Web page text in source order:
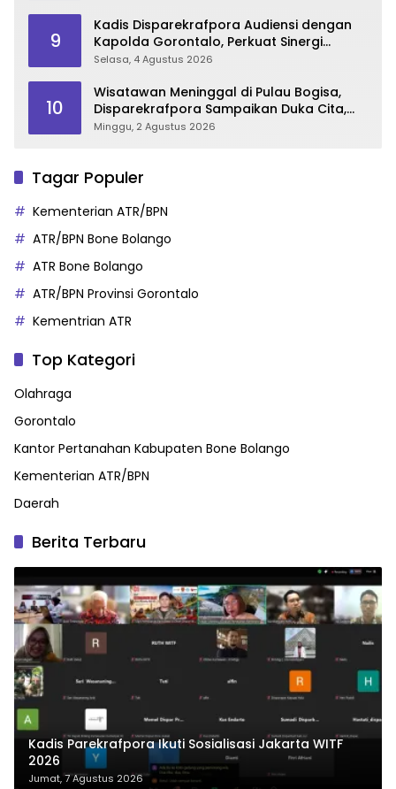
9
Kadis Disparekrafpora Audiensi dengan
Kapolda Gorontalo, Perkuat Sinergi
Sukseskan Gorontalo Karnaval Karawo
Selasa, 4 Agustus 2026
10
Wisatawan Meninggal di Pulau Bogisa,
Disparekrafpora Sampaikan Duka Cita,
Imbau Utamakan Keselamatan
Minggu, 2 Agustus 2026
Tagar Populer
Kementerian ATR/BPN
ATR/BPN Bone Bolango
ATR Bone Bolango
ATR/BPN Provinsi Gorontalo
Kementrian ATR
Top Kategori
Olahraga
Gorontalo
Kantor Pertanahan Kabupaten Bone Bolango
Kementerian ATR/BPN
Daerah
Berita Terbaru
Kadis Parekrafpora Ikuti Sosialisasi Jakarta WITF
2026
Jumat, 7 Agustus 2026